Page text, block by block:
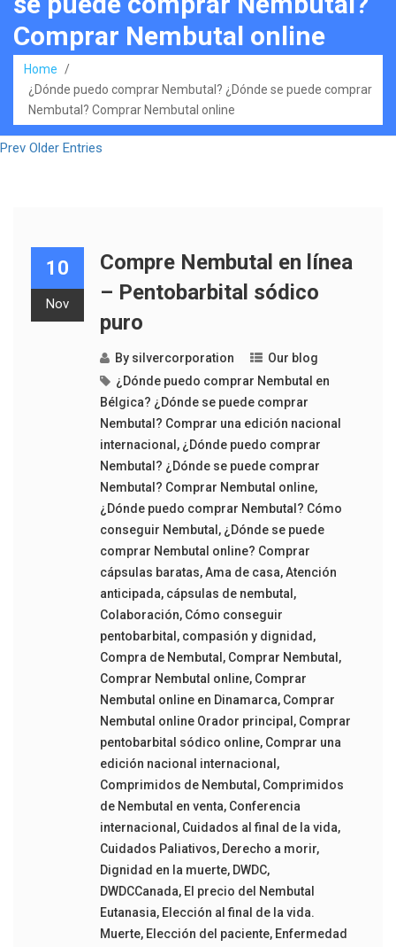
Comprar Nembutal online
Home
/
¿Dónde puedo comprar Nembutal? ¿Dónde se puede comprar
Nembutal? Comprar Nembutal online
Prev Older Entries
10
Nov
Compre Nembutal en línea
– Pentobarbital sódico
puro
By silvercorporation
Our blog
¿Dónde puedo comprar Nembutal en
Bélgica? ¿Dónde se puede comprar
Nembutal? Comprar una edición nacional
internacional , ¿Dónde puedo comprar
Nembutal? ¿Dónde se puede comprar
Nembutal? Comprar Nembutal online,
¿Dónde puedo comprar Nembutal? Cómo
conseguir Nembutal , ¿Dónde se puede
comprar Nembutal online? Comprar
cápsulas baratas,Ama de casa,Atención
anticipada, cápsulas de nembutal ,
Colaboración, Cómo conseguir
pentobarbital , compasión y dignidad ,
Compra de Nembutal , Comprar Nembutal ,
Comprar Nembutal online, Comprar
Nembutal online en Dinamarca, Comprar
Nembutal online Orador principal , Comprar
pentobarbital sódico online, Comprar una
edición nacional internacional ,
Comprimidos de Nembutal , Comprimidos
de Nembutal en venta, Conferencia
internacional , Cuidados al final de la vida,
Cuidados Paliativos, Derecho a morir,
Dignidad en la muerte, DWDC,
DWDCCanada, El precio del Nembutal
Eutanasia, Elección al final de la vida.
Muerte, Elección del paciente, Enfermedad